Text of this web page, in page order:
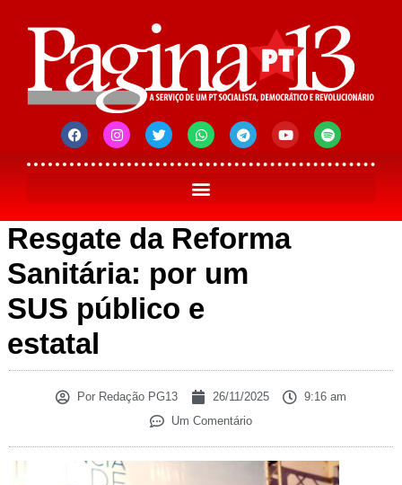
Resgate da Reforma
Sanitária: por um
SUS público e
estatal
Por Redação PG13 26/11/2025
9:16 am
Um Comentário